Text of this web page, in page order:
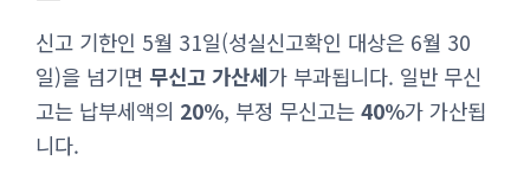
신고 기한인 5월 31일(성실신고확인 대상은 6월 30
일)을 넘기면 무신고 가산세가 부과됩니다. 일반 무신
고는 납부세액의 20%, 부정 무신고는 40%가 가산됩
니다.